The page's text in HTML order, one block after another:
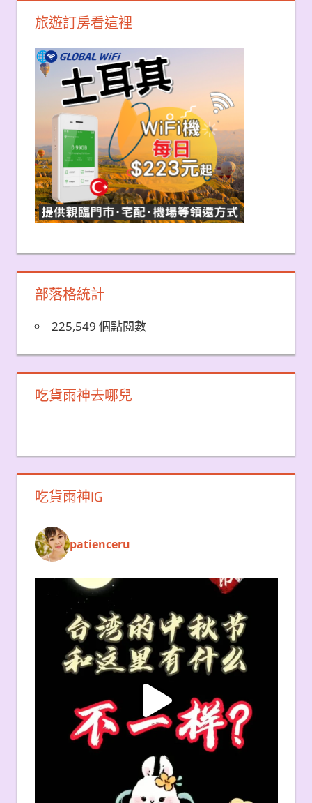
旅遊訂房看這裡
部落格統計
225,549 個點閱數
吃貨雨神去哪兒
吃貨雨神IG
patienceru